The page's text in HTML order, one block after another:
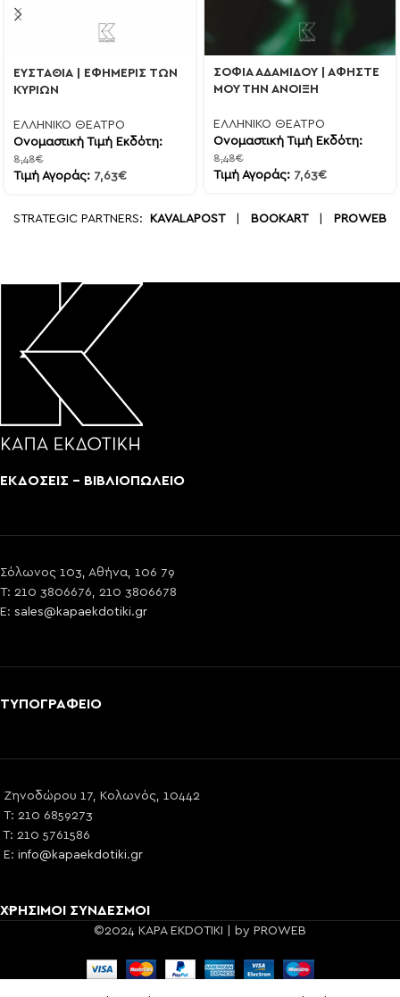
ΕΥΣΤΑΘΙΑ | ΕΦΗΜΕΡΙΣ ΤΩΝ
ΚΥΡΙΩΝ
ΕΛΛΗΝΙΚΟ ΘΕΑΤΡΟ
Ονομαστική Τιμή Εκδότη:
8,48€
Τιμή Αγοράς: 7,63€
ΣΟΦΙΑ ΑΔΑΜΙΔΟΥ | ΑΦΗΣΤΕ
ΜΟΥ ΤΗΝ ΑΝΟΙΞΗ
ΕΛΛΗΝΙΚΟ ΘΕΑΤΡΟ
Ονομαστική Τιμή Εκδότη:
8,48€
Τιμή Αγοράς: 7,63€
STRATEGIC PARTNERS: KAVALAPOST| BOOKART| PROWEB
ΕΚΔΟΣΕΙΣ - ΒΙΒΛΙΟΠΩΛΕΙΟ
Σόλωνος 103, Αθήνα, 106 79
T: 210 3806676, 210 3806678
E: sales@kapaekdotiki.gr
ΤΥΠΟΓΡΑΦΕΙΟ
Ζηνοδώρου 17, Κολωνός, 10442
T: 210 6859273
T: 210 5761586
E: info@kapaekdotiki.gr
ΧΡΗΣΙΜΟΙ ΣΥΝΔΕΣΜΟΙ
©2024 KAPA EKDOTIKI | by PROWEB